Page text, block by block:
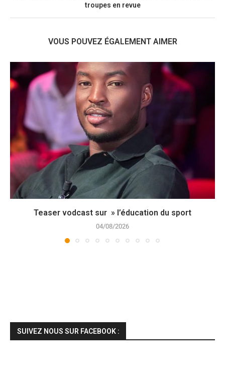
troupes en revue
VOUS POUVEZ ÉGALEMENT AIMER
Teaser vodcast sur » l’éducation du sport
04/08/2026
SUIVEZ NOUS SUR FACEBOOK :